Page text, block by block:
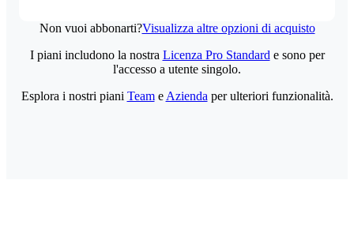
Non vuoi abbonarti?Visualizza altre opzioni di acquisto
I piani includono la nostra Licenza Pro Standard e sono per
l'accesso a utente singolo.
Esplora i nostri piani Teame Azienda per ulteriori funzionalità.